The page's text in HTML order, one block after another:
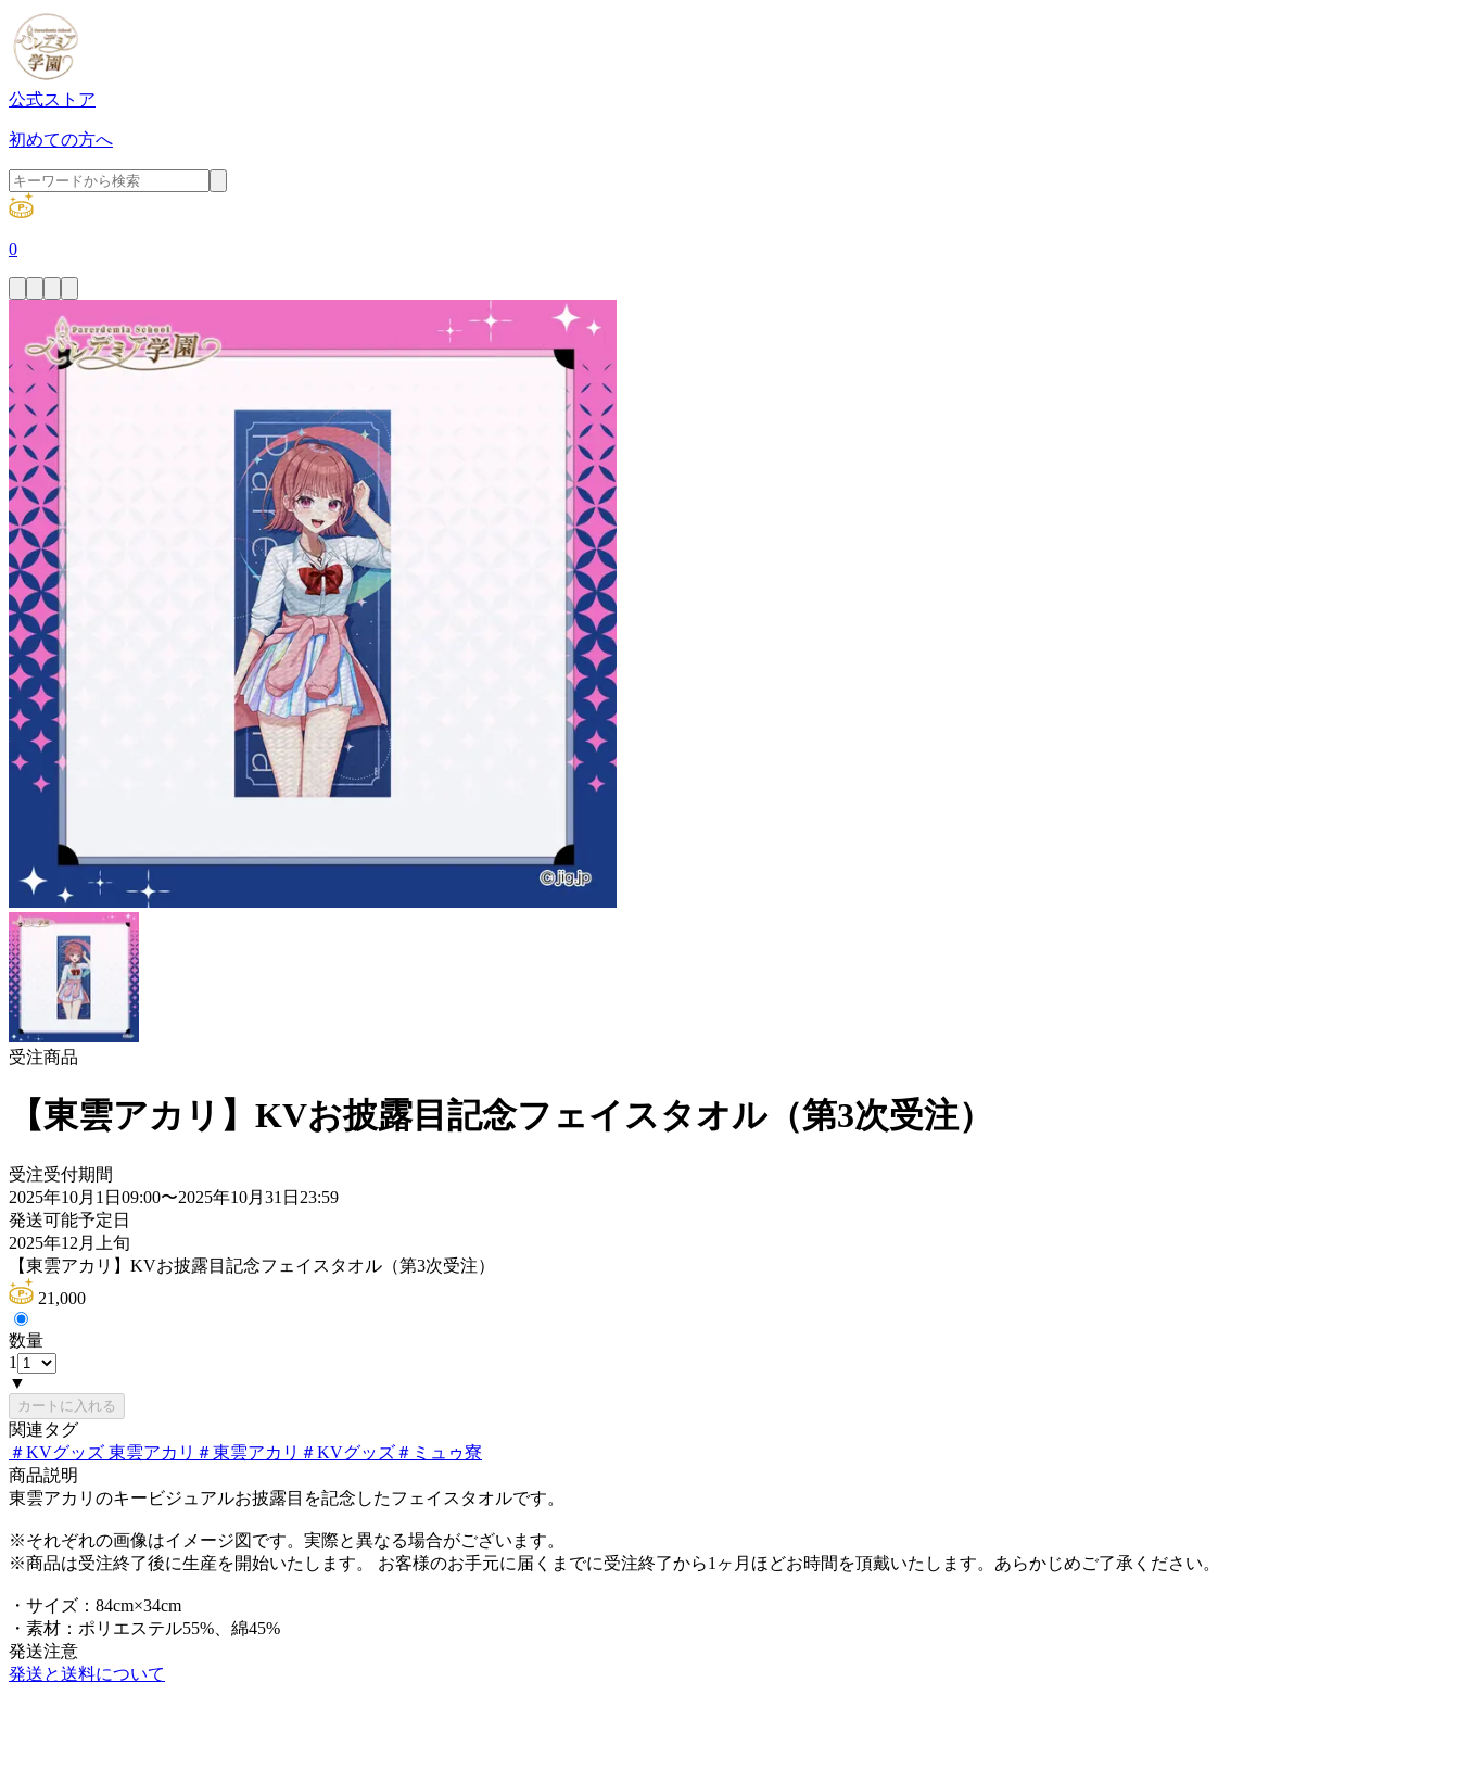
公式ストア
初めての方へ
0
受注商品
【東雲アカリ】KVお披露目記念フェイスタオル（第3次受注）
受注受付期間
2025年10月1日09:00〜2025年10月31日23:59
発送可能予定日
2025年12月上旬
【東雲アカリ】KVお披露目記念フェイスタオル（第3次受注）
21,000
数量
1
▼
カートに入れる
関連タグ
＃KVグッズ 東雲アカリ ＃東雲アカリ ＃KVグッズ＃ ミュゥ寮
商品説明
東雲アカリのキービジュアルお披露目を記念したフェイスタオルです。
※それぞれの画像はイメージ図です。実際と異なる場合がございます。
※商品は受注終了後に生産を開始いたします。 お客様のお手元に届くまでに受注終了から1ヶ月ほどお時間を頂戴いたします。あらかじめご了承ください。
・サイズ：84cm×34cm
・素材：ポリエステル55%、綿45%
発送注意
発送と送料について